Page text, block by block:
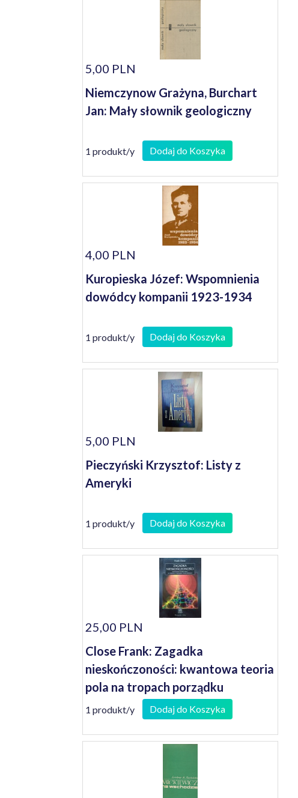
5,00 PLN
Niemczynow Grażyna, Burchart
Jan: Mały słownik geologiczny
1 produkt/y Dodaj do Koszyka
4,00 PLN
Kuropieska Józef: Wspomnienia
dowódcy kompanii 1923-1934
1 produkt/y Dodaj do Koszyka
5,00 PLN
Pieczyński Krzysztof: Listy z
Ameryki
1 produkt/y Dodaj do Koszyka
25,00 PLN
Close Frank: Zagadka
nieskończoności: kwantowa teoria
pola na tropach porządku
wszechświata
1 produkt/y Dodaj do Koszyka